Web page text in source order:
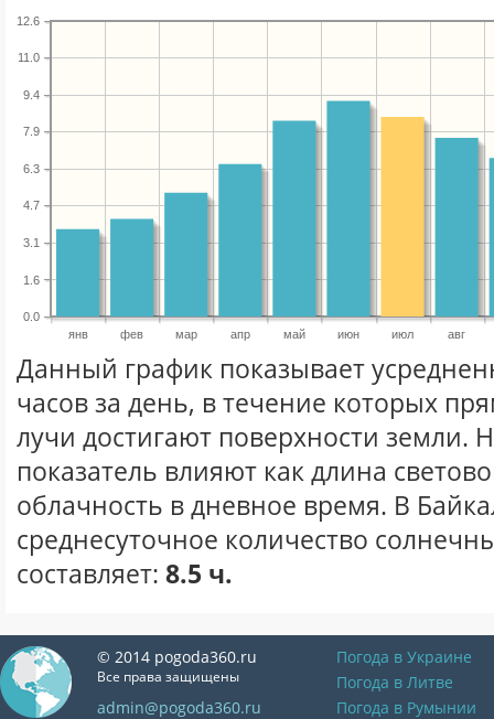
янв фев мар апр май июн июл авг
0.0
1.6
3.1
4.7
6.3
7.9
9.4
11.0
12.6
Данный график показывает
часов за день, в течение которых
лучи достигают поверхности земли.
показатель влияют как длина
облачность в дневное время. В
среднесуточное количество
составляет: 8.5 ч.
© 2014 pogoda360.ru
Все права защищены
admin@pogoda360.ru
Погода в Украине
Погода в Литве
Погода в Румынии